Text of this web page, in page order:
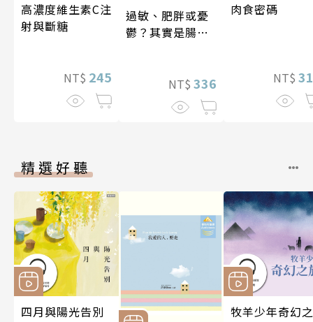
高濃度維生素C注
射與斷糖
NT$ 245
過敏、肥胖或憂
鬱？其實是腸道
NT$ 336
肉食密碼
NT$
精選好聽
四月與陽光告別
牧羊少年奇幻之